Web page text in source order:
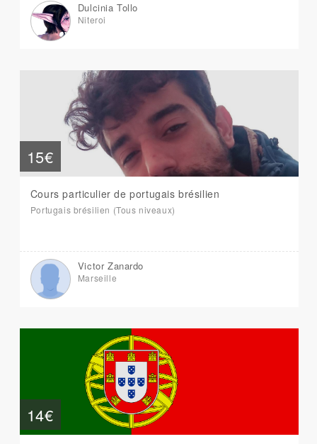
Dulcinia Tollo
Niteroi
15€
Cours particulier de portugais brésilien
Portugais brésilien (Tous niveaux)
Victor Zanardo
Marseille
14€